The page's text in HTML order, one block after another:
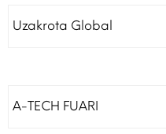
Uzakrota Global
A-TECH FUARI